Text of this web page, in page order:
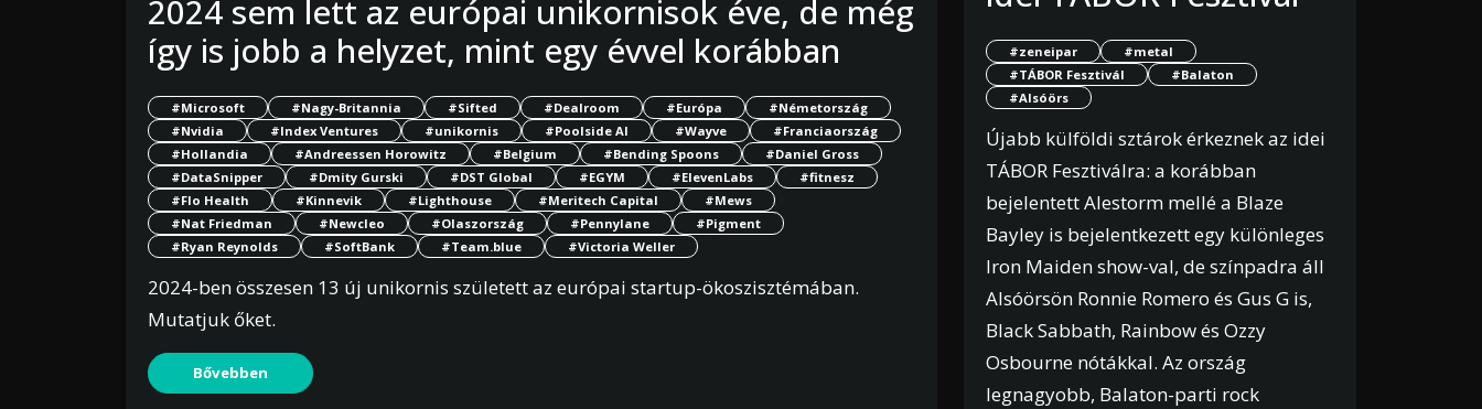
2024 sem lett az európai unikornisok éve, de még
így is jobb a helyzet, mint egy évvel korábban
#Microsoft #Nagy-Britannia #Sifted #Dealroom #Európa
#Németország
#Nvidia
#Index Ventures #unikornis #Poolside AI #Wayve
#Franciaország
#Hollandia
#Andreessen Horowitz #Belgium #Bending Spoons
#Daniel Gross
#DataSnipper
#Dmity Gurski #DST Global #EGYM #ElevenLabs
#fitnesz
#Flo Health
#Kinnevik #Lighthouse #Meritech Capital
#Mews
#Nat Friedman
#Newcleo #Olaszország #Pennylane
#Pigment
#Ryan Reynolds
#SoftBank #Team.blue #Victoria Weller
2024-ben összesen 13 új unikornis született az európai startup-ökoszisztémában.
Mutatjuk őket.
Bővebben
#zeneipar
#metal
#TÁBOR Fesztivál
#Balaton
#Alsóörs
Újabb külföldi sztárok érkeznek az idei
TÁBOR Fesztiválra: a korábban
bejelentett Alestorm mellé a Blaze
Bayley is bejelentkezett egy különleges
Iron Maiden show-val, de színpadra áll
Alsóörsön Ronnie Romero és Gus G is,
Black Sabbath, Rainbow és Ozzy
Osbourne nótákkal. Az ország
legnagyobb, Balaton-parti rock